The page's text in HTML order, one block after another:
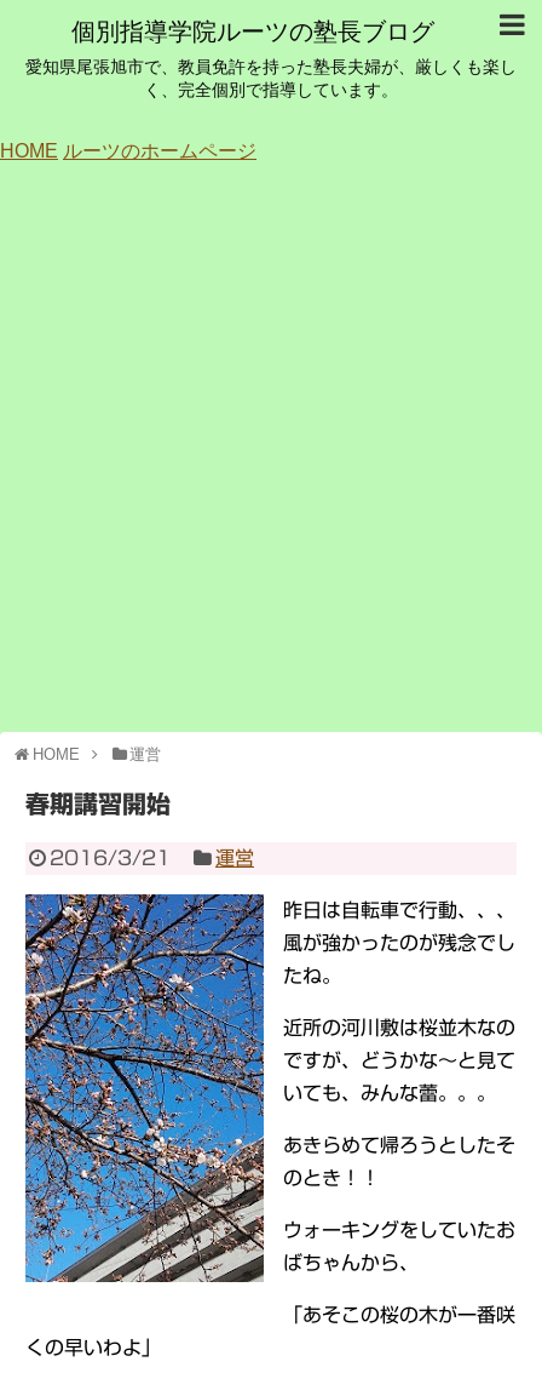
個別指導学院ルーツの塾長ブログ
愛知県尾張旭市で、教員免許を持った塾長夫婦が、厳しくも楽し
く、完全個別で指導しています。
HOME ルーツのホームページ
HOME 運営
春期講習開始
2016/3/21 運営
昨日は自転車で行動、、、
風が強かったのが残念でし
たね。
近所の河川敷は桜並木なの
ですが、どうかな～と見て
いても、みんな蕾。。。
あきらめて帰ろうとしたそ
のとき！！
ウォーキングをしていたお
ばちゃんから、
「あそこの桜の木が一番咲
くの早いわよ」